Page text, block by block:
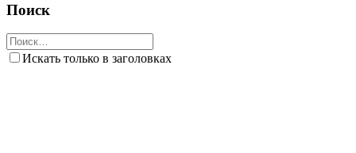
Поиск
Искать только в заголовках